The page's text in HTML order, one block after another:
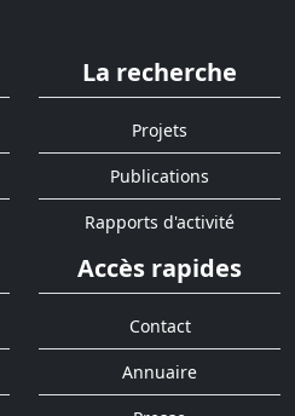
La recherche
Projets
Publications
Rapports d'activité
Accès rapides
Contact
Annuaire